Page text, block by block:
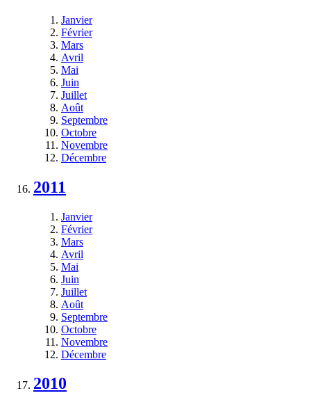
Janvier
Février
Mars
Avril
Mai
Juin
Juillet
Août
Septembre
Octobre
Novembre
Décembre
2011
Janvier
Février
Mars
Avril
Mai
Juin
Juillet
Août
Septembre
Octobre
Novembre
Décembre
2010